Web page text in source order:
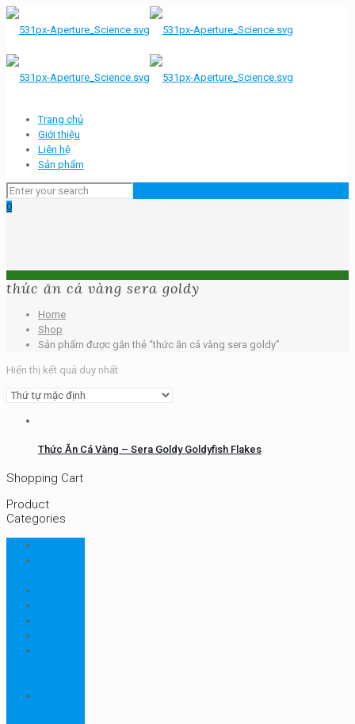
Trang chủ
Giới thiệu
Liên hệ
Sản phẩm
0
thức ăn cá vàng sera goldy
Home
Shop
Sản phẩm được gắn thẻ “thức ăn cá vàng sera goldy”
Hiển thị kết quả duy nhất
Thức Ăn Cá Vàng – Sera Goldy Goldyfish Flakes
Shopping Cart
Product
Categories